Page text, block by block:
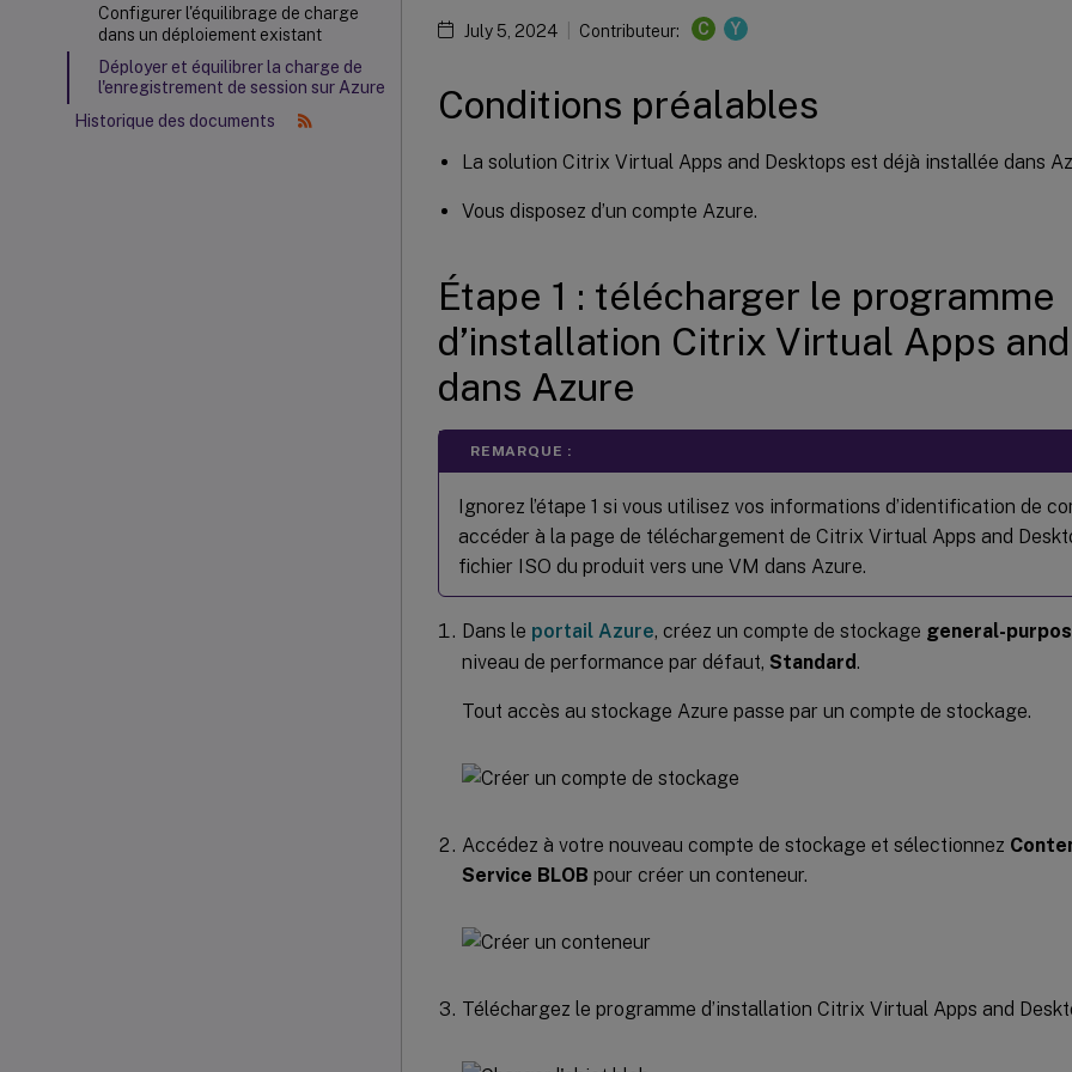
Configurer l'équilibrage de charge
dans un déploiement existant
Déployer et équilibrer la charge de
l'enregistrement de session sur Azure
Historique des documents
July 5, 2024 Contributeur: C Y
Conditions préalables
La solution Citrix Virtual Apps and Desktops est déjà installée dans
Vous disposez d’un compte Azure.
Étape 1 : télécharger le programme
d’installation Citrix Virtual Apps
dans Azure
REMARQUE :
Ignorez l’étape 1 si vous utilisez vos informations d’identification de
accéder à la page de téléchargement de Citrix Virtual Apps and
fichier ISO du produit vers une VM dans Azure.
Dans le portail Azure, créez un compte de stockage general-
niveau de performance par défaut, Standard .
Tout accès au stockage Azure passe par un compte de stockage.
Accédez à votre nouveau compte de stockage et sélectionnez
Service BLOB pour créer un conteneur.
Téléchargez le programme d’installation Citrix Virtual Apps and